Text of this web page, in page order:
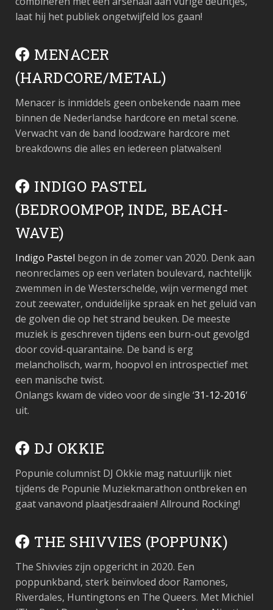
laat hij het publiek ongetwijfeld los gaan!
MENACER
(HARDCORE/METAL)
Menacer is inmiddels geen onbekende naam mee
binnen de Nederlandse hardcore en metal scene.
Verwacht van de band loodzware hardcore met
breakdowns die alles en iedereen platwalsen!
INDIGO PASTEL
(BEDROOMPOP, INDE, BEACH-
WAVE)
Indigo Pastel begon in de zomer van 2020. Denk aan
neonreclames op een verlaten boulevard, nachtelijk
zwemmen in de Westerschelde, wijn vermengd met
zout zeewater, onduidelijke spraak en het geluid van
de golven die op het strand beuken. De meeste
muziek is geschreven tijdens een burn-out gevolgd
door covid-quarantaine. De band is erg
melancholisch, warm, hoopvol en introspectief met
een manische twist. ⁠
Onlangs kwam de video voor de single ‘31-12-2016‘
uit.
DJ OKKIE
Popunie columnist DJ Okkie mag natuurlijk niet
tijdens de Popunie Muziekmarathon ontbreken en
gaat vanavond plaatjesdraaien! Allround Rocking!
THE SHIVVIES (POPPUNK)
The Shivvies zijn opgericht in 2020. Een
poppunkband, sterk beïnvloed door Ramones,
Riverdales, Huntingtons en The Queers. Met Michiel